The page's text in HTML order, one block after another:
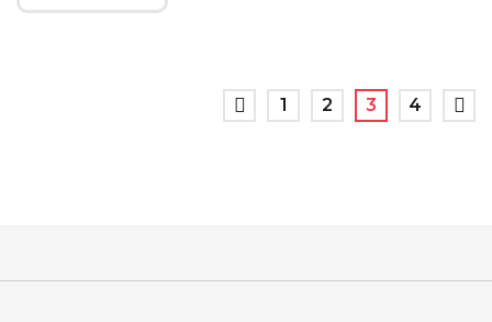
←
1 2 3 4